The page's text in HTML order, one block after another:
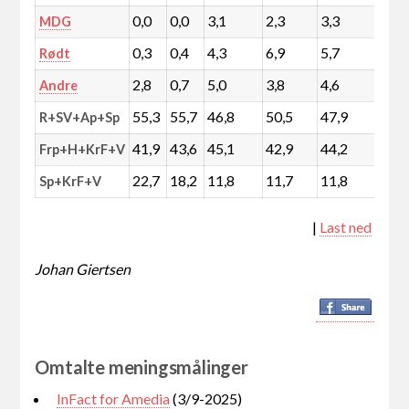
MDG 0,0 0,0 3,1 2,3 3,3
Rødt 0,3 0,4 4,3 6,9 5,7
Andre 2,8 0,7 5,0 3,8 4,6
R+SV+Ap+Sp 55,3 55,7 46,8 50,5 47,9
Frp+H+KrF+V 41,9 43,6 45,1 42,9 44,2
Sp+KrF+V 22,7 18,2 11,8 11,7 11,8
| Last ned
Johan Giertsen
Omtalte meningsmålinger
InFact for Amedia(3/9-2025)